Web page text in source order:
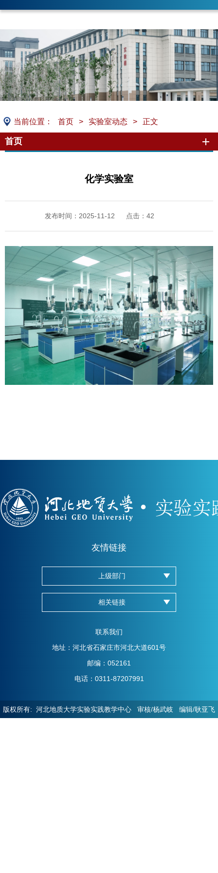
当前位置： 首页 > 实验室动态 > 正文
首页
化学实验室
发布时间：2025-11-12 点击： 42
友情链接
上级部门
相关链接
联系我们
地址：河北省石家庄市河北大道601号
邮编：052161
电话：0311-87207991
版权所有: 河北地质大学实验实践教学中心 审核/杨武岐 编辑/耿亚飞